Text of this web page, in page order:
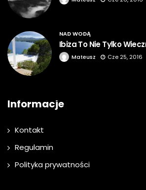
NAD WODĄ
Ibiza To Nie Tylko
Mateusz Cze 25, 2016
Informacje
Kontakt
Regulamin
Polityka prywatności